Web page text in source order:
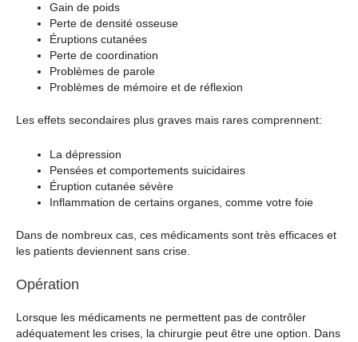
Gain de poids
Perte de densité osseuse
Éruptions cutanées
Perte de coordination
Problèmes de parole
Problèmes de mémoire et de réflexion
Les effets secondaires plus graves mais rares comprennent:
La dépression
Pensées et comportements suicidaires
Éruption cutanée sévère
Inflammation de certains organes, comme votre foie
Dans de nombreux cas, ces médicaments sont très efficaces et
les patients deviennent sans crise.
Opération
Lorsque les médicaments ne permettent pas de contrôler
adéquatement les crises, la chirurgie peut être une option. Dans